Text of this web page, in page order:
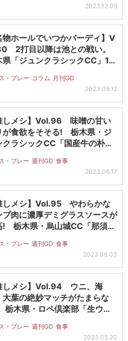
2023.12.09
物ホールでいつかバーディ】V
2打目以降は池との戦い。
県「ジュンクラシックCC」1…
・プレー コラム 月刊GD
2023.09.12
しメシ】Vol.96 味噌の甘い
が食欲をそそる! 栃木県・ジ
クラシックCC「国産牛の朴
・プレー 週刊GD 食事
2023.06.17
しメシ】Vol.95 やわらかな
プ肉に濃厚デミグラスソースが
! 栃木県・烏山城CC「那須…
・プレー 週刊GD 食事
2023.06.03
しメシ】Vol.94 ウニ、海
大葉の絶妙マッチがたまらな
木県・ロペ倶楽部「生ウニ
・プレー 週刊GD 食事
2023.05.20